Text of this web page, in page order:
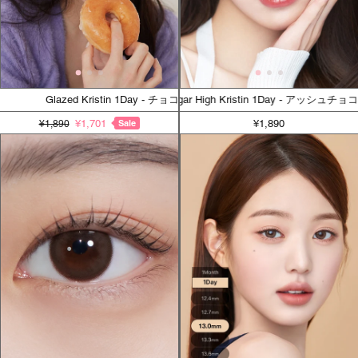
Glazed Kristin 1Day - チョコ
¥1,890 ¥1,701 Sale
Sugar High Kristin 1Day - アッシュチョ
¥1,890